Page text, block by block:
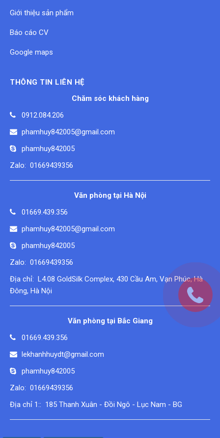
Giới thiệu sản phẩm
Báo cáo CV
Google maps
THÔNG TIN LIÊN HỆ
Chăm sóc khách hàng
0912.084.206
phamhuy842005@gmail.com
phamhuy842005
Zalo: 01669439356
Văn phòng tại Hà Nội
01669.439.356
phamhuy842005@gmail.com
phamhuy842005
Zalo: 01669439356
Địa chỉ: L4.08 GoldSilk Complex, 430 Cầu Am, Vạn Phúc, Hà
Đông, Hà Nội
Văn phòng tại Bắc Giang
01669.439.356
lekhanhhuydt@gmail.com
phamhuy842005
Zalo: 01669439356
Địa chỉ 1:: 185 Thanh Xuân - Đồi Ngô - Lục Nam - BG